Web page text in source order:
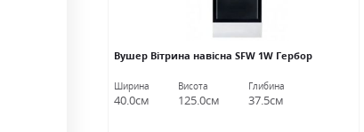
Вушер Вітрина навісна SFW 1W Гербор
Ширина
40.0см
Висота
125.0см
Глибина
37.5см